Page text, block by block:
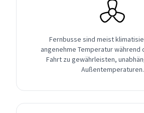
Fernbusse sind meist
angenehme Temperatur während
Fahrt zu gewährleisten,
Außentemperaturen.